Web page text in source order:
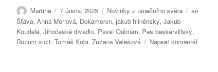
Autor:
Martina Publikováno:
7 února, 2025 Rubriky:
Novinky z tanečního světa Štítky:
an
Šťáva,Anna Moriová, Dekameron,jakub hliněnský,Jakub
Koudela,Jihočeské divadlo, Pavel Oubram, Pes baskervillský,
Rozum a cit,Tomáš Kobr,Zuzana Valešová Napsat komentářpro